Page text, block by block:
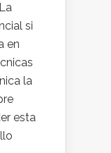
si
en
la
esta